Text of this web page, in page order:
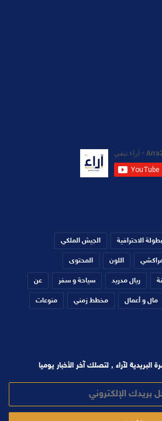
الاحترافية الجيش الملكي
اللون المحتوى
ريال مدريد سياحة و سفر عن
مال و أعمال مخطط زمني منوعات
لآراء , لتصلك آخر الأخبار يوميا